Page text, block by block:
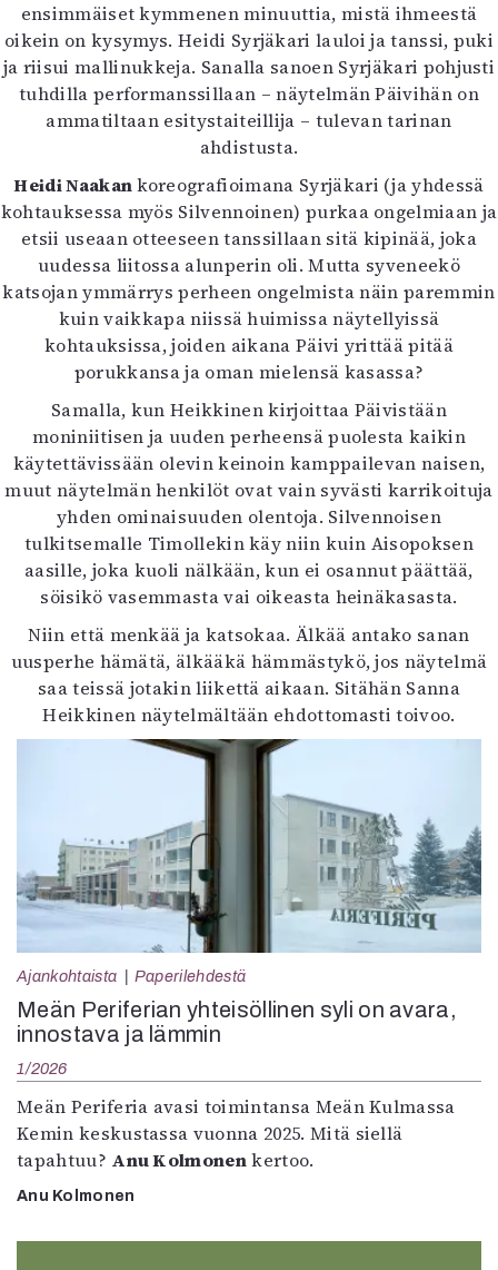
ensimmäiset kymmenen minuuttia, mistä ihmeestä
oikein on kysymys. Heidi Syrjäkari lauloi ja tanssi, puki
ja riisui mallinukkeja. Sanalla sanoen Syrjäkari pohjusti
tuhdilla performanssillaan – näytelmän Päivihän on
ammatiltaan esitystaiteillija – tulevan tarinan
ahdistusta.
Heidi Naakankoreografioimana Syrjäkari (ja yhdessä
kohtauksessa myös Silvennoinen) purkaa ongelmiaan ja
etsii useaan otteeseen tanssillaan sitä kipinää, joka
uudessa liitossa alunperin oli. Mutta syveneekö
katsojan ymmärrys perheen ongelmista näin paremmin
kuin vaikkapa niissä huimissa näytellyissä
kohtauksissa, joiden aikana Päivi yrittää pitää
porukkansa ja oman mielensä kasassa?
Samalla, kun Heikkinen kirjoittaa Päivistään
moniniitisen ja uuden perheensä puolesta kaikin
käytettävissään olevin keinoin kamppailevan naisen,
muut näytelmän henkilöt ovat vain syvästi karrikoituja
yhden ominaisuuden olentoja. Silvennoisen
tulkitsemalle Timollekin käy niin kuin Aisopoksen
aasille, joka kuoli nälkään, kun ei osannut päättää,
söisikö vasemmasta vai oikeasta heinäkasasta.
Niin että menkää ja katsokaa. Älkää antako sanan
uusperhe hämätä, älkääkä hämmästykö, jos näytelmä
saa teissä jotakin liikettä aikaan. Sitähän Sanna
Heikkinen näytelmältään ehdottomasti toivoo.
Ajankohtaista Paperilehdestä
Meän Periferian yhteisöllinen syli on avara,
innostava ja lämmin
1/2026
Meän Periferia avasi toimintansa Meän Kulmassa
Kemin keskustassa vuonna 2025. Mitä siellä
tapahtuu? Anu Kolmonenkertoo.
Anu Kolmonen